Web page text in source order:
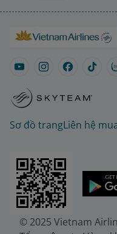
Sơ đồ trangLiên hệ
© 2025 Vietnam